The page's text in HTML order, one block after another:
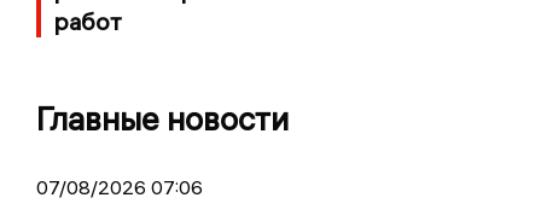
работ
Главные новости
07/08/2026 07:06